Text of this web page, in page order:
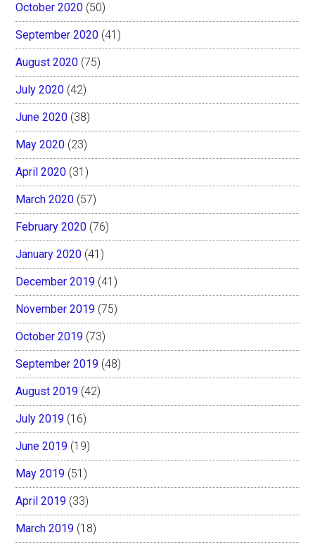
October 2020 (50)
September 2020 (41)
August 2020 (75)
July 2020 (42)
June 2020 (38)
May 2020 (23)
April 2020 (31)
March 2020 (57)
February 2020 (76)
January 2020 (41)
December 2019 (41)
November 2019 (75)
October 2019 (73)
September 2019 (48)
August 2019 (42)
July 2019 (16)
June 2019 (19)
May 2019 (51)
April 2019 (33)
March 2019 (18)